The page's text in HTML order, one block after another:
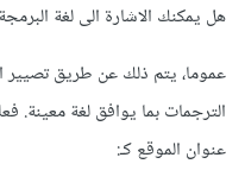
هل يمكنك الاشارة الى لغة
عموما، يتم ذلك عن طريق
عنوان الموقع كـ: